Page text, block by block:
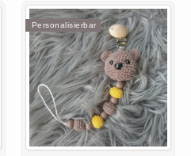
Personalisierbar